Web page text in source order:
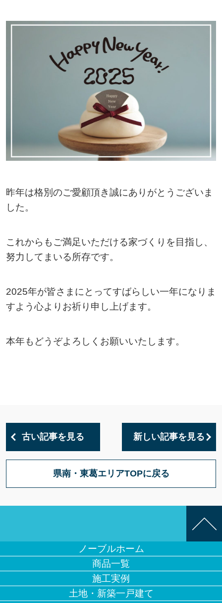
昨年は格別のご愛顧頂き誠にありがとうございま
した。
これからもご満足いただける家づくりを目指し、
努力してまいる所存です。
2025年が皆さまにとってすばらしい一年になりま
すよう心よりお祈り申し上げます。
本年もどうぞよろしくお願いいたします。
古い記事を見る 新しい記事を見る
県南・東葛エリアTOPに戻る
ノーブルホーム
商品一覧
施工実例
土地・新築一戸建て